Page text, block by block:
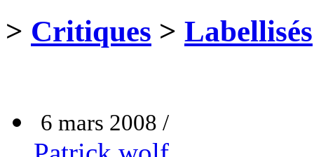
> Critiques > Labellisés
6 mars 2008 /